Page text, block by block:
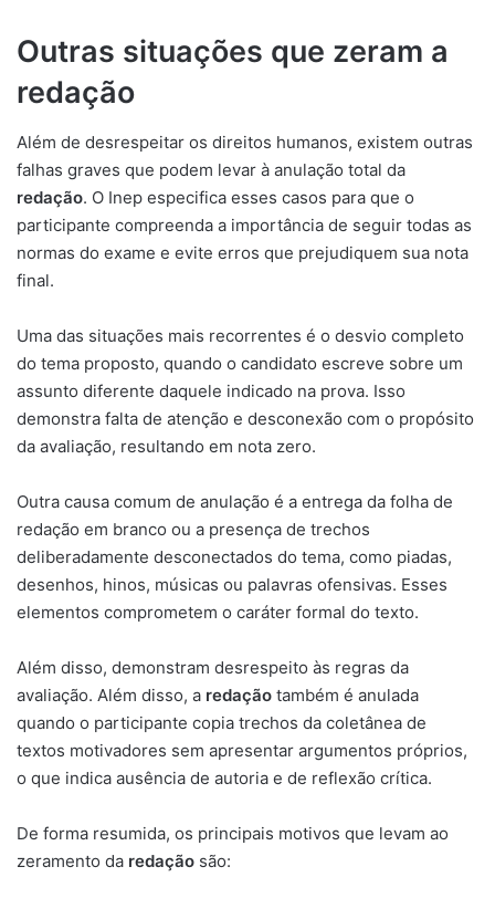
Outras situações que zeram a
redação
Além de desrespeitar os direitos humanos, existem outras
falhas graves que podem levar à anulação total da
redação. O Inep especifica esses casos para que o
participante compreenda a importância de seguir todas as
normas do exame e evite erros que prejudiquem sua nota
final.
Uma das situações mais recorrentes é o desvio completo
do tema proposto, quando o candidato escreve sobre um
assunto diferente daquele indicado na prova. Isso
demonstra falta de atenção e desconexão com o propósito
da avaliação, resultando em nota zero.
Outra causa comum de anulação é a entrega da folha de
redação em branco ou a presença de trechos
deliberadamente desconectados do tema, como piadas,
desenhos, hinos, músicas ou palavras ofensivas. Esses
elementos comprometem o caráter formal do texto.
Além disso, demonstram desrespeito às regras da
avaliação. Além disso, a redação também é anulada
quando o participante copia trechos da coletânea de
textos motivadores sem apresentar argumentos próprios,
o que indica ausência de autoria e de reflexão crítica.
De forma resumida, os principais motivos que levam ao
zeramento da redação são: